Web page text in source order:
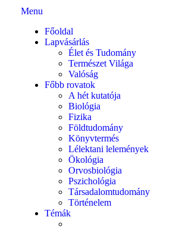
Menu
Főoldal
Lapvásárlás
Élet és Tudomány
Természet Világa
Valóság
Főbb rovatok
A hét kutatója
Biológia
Fizika
Földtudomány
Könyvtermés
Lélektani lelemények
Ökológia
Orvosbiológia
Pszichológia
Társadalomtudomány
Történelem
Témák